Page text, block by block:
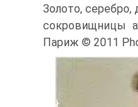
Золото,
сокровищницы
Париж © 2011